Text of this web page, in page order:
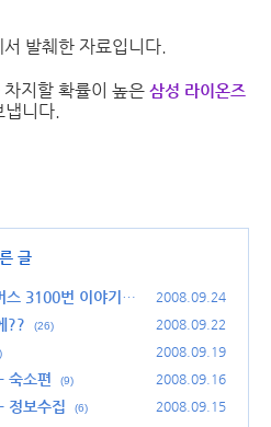
발췌한 자료입니다.
지할 확률이 높은 삼성 라이온즈
냅니다.
글
스 3100번 이야기 E
2008.09.24
?? (26) 2008.09.22
2008.09.19
숙소편 (9) 2008.09.16
정보수집 (6) 2008.09.15